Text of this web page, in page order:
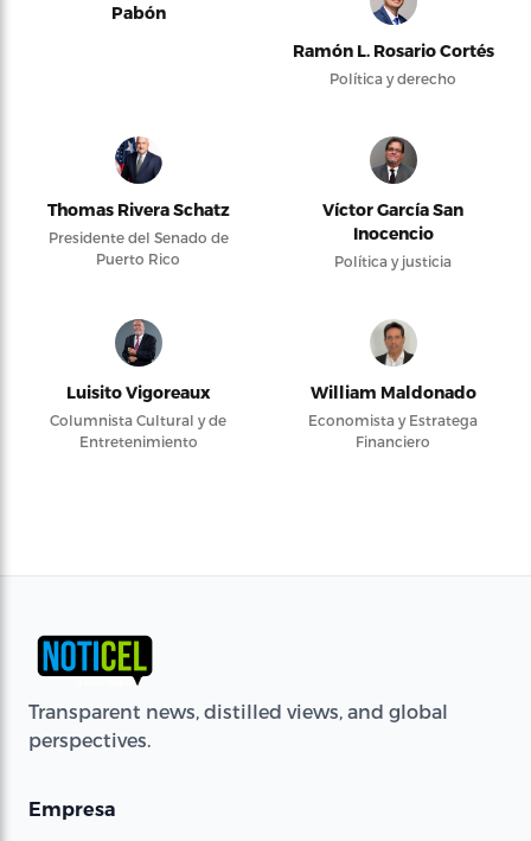
Pabón
Ramón L. Rosario Cortés
Política y derecho
Thomas Rivera Schatz
Presidente del Senado de
Puerto Rico
Víctor García San
Inocencio
Política y justicia
Luisito Vigoreaux
Columnista Cultural y de
Entretenimiento
William Maldonado
Economista y Estratega
Financiero
Transparent news, distilled views, and global
perspectives.
Empresa